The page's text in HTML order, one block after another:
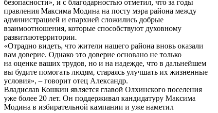
безопасности», и с благодарностью отметил, что за годы
правления Максима Модина на посту мэра района между
администрацией и епархией сложились добрые
взаимоотношения, которые способствуют духовному
развитиютерритории.
«Отрадно видеть, что жители нашего района вновь оказали
вам доверие. Однако это доверие основано не только
на оценке ваших трудов, но и на надежде, что в дальнейшем
вы будите помогать людям, стараясь улучшать их жизненные
условия», – говорит отец Александр.
Владислав Кошкин является главой Олхинского поселения
уже более 20 лет. Он поддерживал кандидатуру Максима
Модина в избирательной кампании и уже наметил